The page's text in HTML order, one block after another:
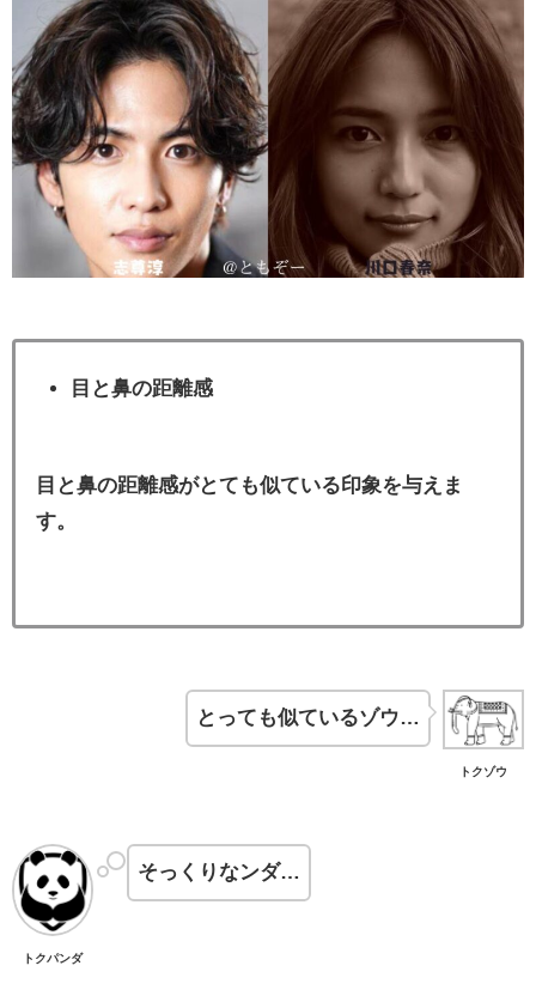
目と鼻の距離感
目と鼻の距離感がとても似ている印象を与えま
す。
トクゾウ
とっても似ているゾウ…
トクパンダ
そっくりなンダ…